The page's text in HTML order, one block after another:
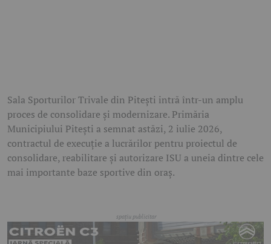
Sala Sporturilor Trivale din Pitești intră într-un amplu
proces de consolidare și modernizare. Primăria
Municipiului Pitești a semnat astăzi, 2 iulie 2026,
contractul de execuție a lucrărilor pentru proiectul de
consolidare, reabilitare și autorizare ISU a uneia dintre cele
mai importante baze sportive din oraș.